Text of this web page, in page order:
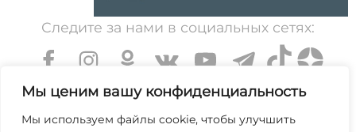
Мы ценим вашу конфиденциальность
Мы используем файлы cookie, чтобы улучшить
Следите за нами в социальных сетях: